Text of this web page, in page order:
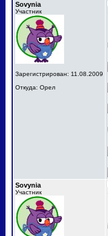
Sovynia
Участник
Зарегистрирован: 11.08.2009
Откуда: Орел
Sovynia
Участник